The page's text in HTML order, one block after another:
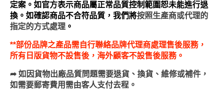
定案。如官方表示商品屬正常品質控制範圍恕未能進行退
換。如確認商品不合符品質，我們將按照生產商或代理的
指定的方式處理 。
**部份品牌之產品需自行聯絡品牌代理商處理售後服務，
所有日版貨物不設售後，海外顧客不設售後服務。
➦如因貨物出廠品質問題需要退貨、換貨、維修或補件，
如需要郵寄費用需由客人支付去程。